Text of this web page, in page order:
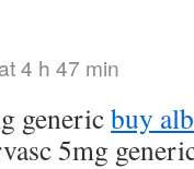
4 h 47 min
genericbuy
5mg